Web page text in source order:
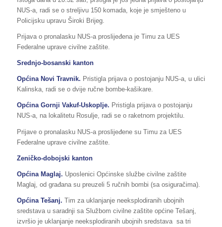
NUS-a, radi se o streljivu 150 komada, koje je smješteno u
Policijsku upravu Široki Brijeg.
Prijava o pronalasku NUS-a proslijeđena je Timu za UES
Federalne uprave civilne zaštite.
Srednjo-bosanski kanton
Općina Novi Travnik. Pristigla prijava o postojanju NUS-a, u ulici
Kalinska, radi se o dvije ručne bombe-kašikare.
Općina Gornji Vakuf-Uskoplje. Pristigla prijava o postojanju
NUS-a, na lokalitetu Rosulje, radi se o raketnom projektilu.
Prijave o pronalasku NUS-a proslijeđene su Timu za UES
Federalne uprave civilne zaštite.
Zeničko-dobojski kanton
Općina Maglaj. Uposlenici Općinske službe civilne zaštite
Maglaj, od građana su preuzeli 5 ručnih bombi (sa osiguračima).
Općina Tešanj. Tim za uklanjanje neeksplodiranih ubojnih
sredstava u saradnji sa Službom civilne zaštite općine Tešanj,
izvršio je uklanjanje neeksplodiranih ubojnih sredstava sa tri